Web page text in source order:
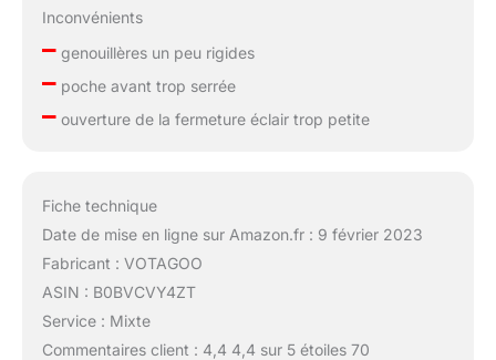
Inconvénients
–genouillères un peu rigides
–poche avant trop serrée
–ouverture de la fermeture éclair trop petite
Fiche technique
Date de mise en ligne sur Amazon.fr : 9 février 2023
Fabricant : VOTAGOO
ASIN : B0BVCVY4ZT
Service : Mixte
Commentaires client : 4,4 4,4 sur 5 étoiles 70